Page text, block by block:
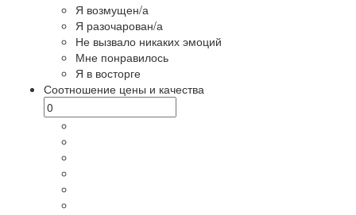
Я возмущен/а
Я разочарован/а
Не вызвало никаких эмоций
Мне понравилось
Я в восторге
Соотношение цены и качества